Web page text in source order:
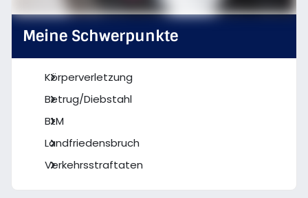
Meine Schwerpunkte
Körperverletzung
Betrug/Diebstahl
BtM
Landfriedensbruch
Verkehrsstraftaten